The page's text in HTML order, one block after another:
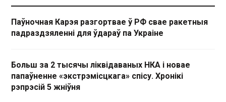
Паўночная Карэя разгортвае ў РФ свае ракетныя
падраздзяленні для ўдараў па Украіне
Больш за 2 тысячы ліквідаваных НКА і новае
папаўненне «экстрэмісцкага» спісу. Хронікі
рэпрэсій 5 жніўня